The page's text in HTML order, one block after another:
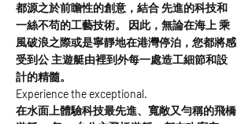
都源之於前瞻性的創意，結合 先進的科技和
一絲不苟的工藝技術。 因此，無論在海上 乘
風破浪之際或是寧靜地在港灣停泊，您都將感
受到公 主遊艇由裡到外每一處造工細節和設
計的精髓。
Experience the exceptional.
在水面上體驗科技最先進、寬敞又勻稱的飛橋